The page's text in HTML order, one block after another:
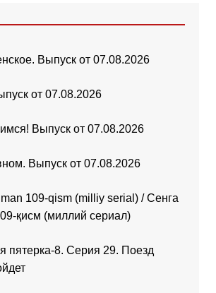
Выпуск от 07.08.2026
от 07.08.2026
Выпуск от 07.08.2026
Выпуск от 07.08.2026
109-qism (milliy serial) / Сенга
қисм (миллий сериал)
пятерка-8. Серия 29. Поезд